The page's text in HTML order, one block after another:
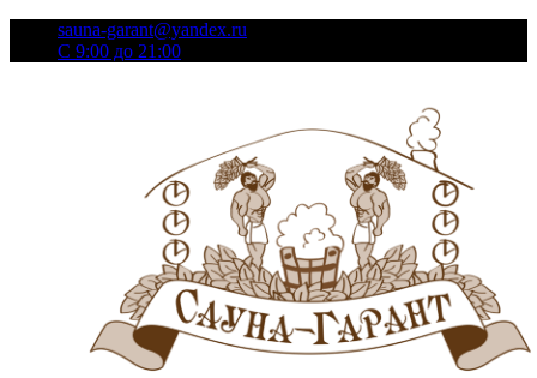
sauna-garant@yandex.ru
C 9:00 до 21:00